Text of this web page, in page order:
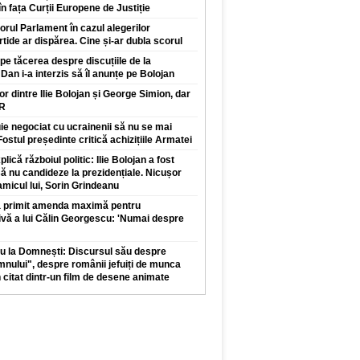
fața Curții Europene de Justiție
Parlament în cazul alegerilor
ar dispărea. Cine și-ar dubla scorul
tăcerea despre discuțiile de la
i-a interzis să îl anunțe pe Bolojan
dintre Ilie Bolojan și George Simion, dar
negociat cu ucrainenii să nu se mai
președinte critică achizițiile Armatei
războiul politic: Ilie Bolojan a fost
nu candideze la prezidențiale. Nicușor
lui, Sorin Grindeanu
primit amenda maximă pentru
a lui Călin Georgescu: 'Numai despre
la Domnești: Discursul său despre
despre românii jefuiți de munca
citat dintr-un film de desene animate